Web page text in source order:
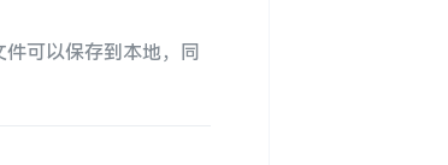
可以保存到本地，同